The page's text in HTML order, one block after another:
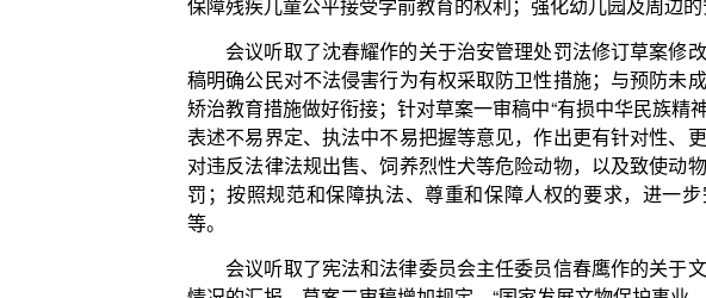
会议听取了宪法和法律委员会主任委员信春鹰作的关于文物保护法修订草案修改
情况的汇报。草案二审稿增加规定，“国家发展文物保护事业，贯彻落实保护第一、加
强管理、挖掘价值、有效利用、让文物活起来的工作要求”；完善与中国共产党有关文
物保护的规定；加强文物保护管理，确保文物安全；加强文物价值挖掘阐释，发挥文
物作用；加强文物资源调查，强化人才队伍建设；鼓励和支持社会力量参与文物保护
会议听取了宪法和法律委员会副主任委员王洪祥作的关于矿产资源法修订草案修
改情况的汇报。草案二审稿充实有关促进矿业绿色、高质量发展的规定；根据不同矿
产资源的特点和实际工作情况，完善矿业权相关规定；完善矿区生态修复制度，保障
矿区生态修复效果等。